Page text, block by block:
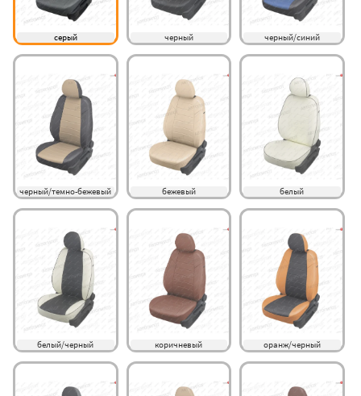
серый черный черный/синий
черный/темно-бежевый бежевый белый
белый/черный коричневый оранж/черный